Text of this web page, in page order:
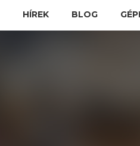
HÍREK BLOG